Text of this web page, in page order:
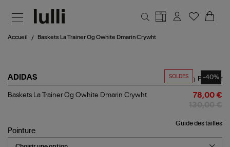
Accueil Baskets La Trainer Og Owhite Dmarin Crywht
SOLDES -40%
ADIDAS
Baskets
Owhite
Dmarin
Crywht
Partager
Baskets La Trainer Og Owhite Dmarin Crywht 78,00 €
Guide des tailles
Pointure